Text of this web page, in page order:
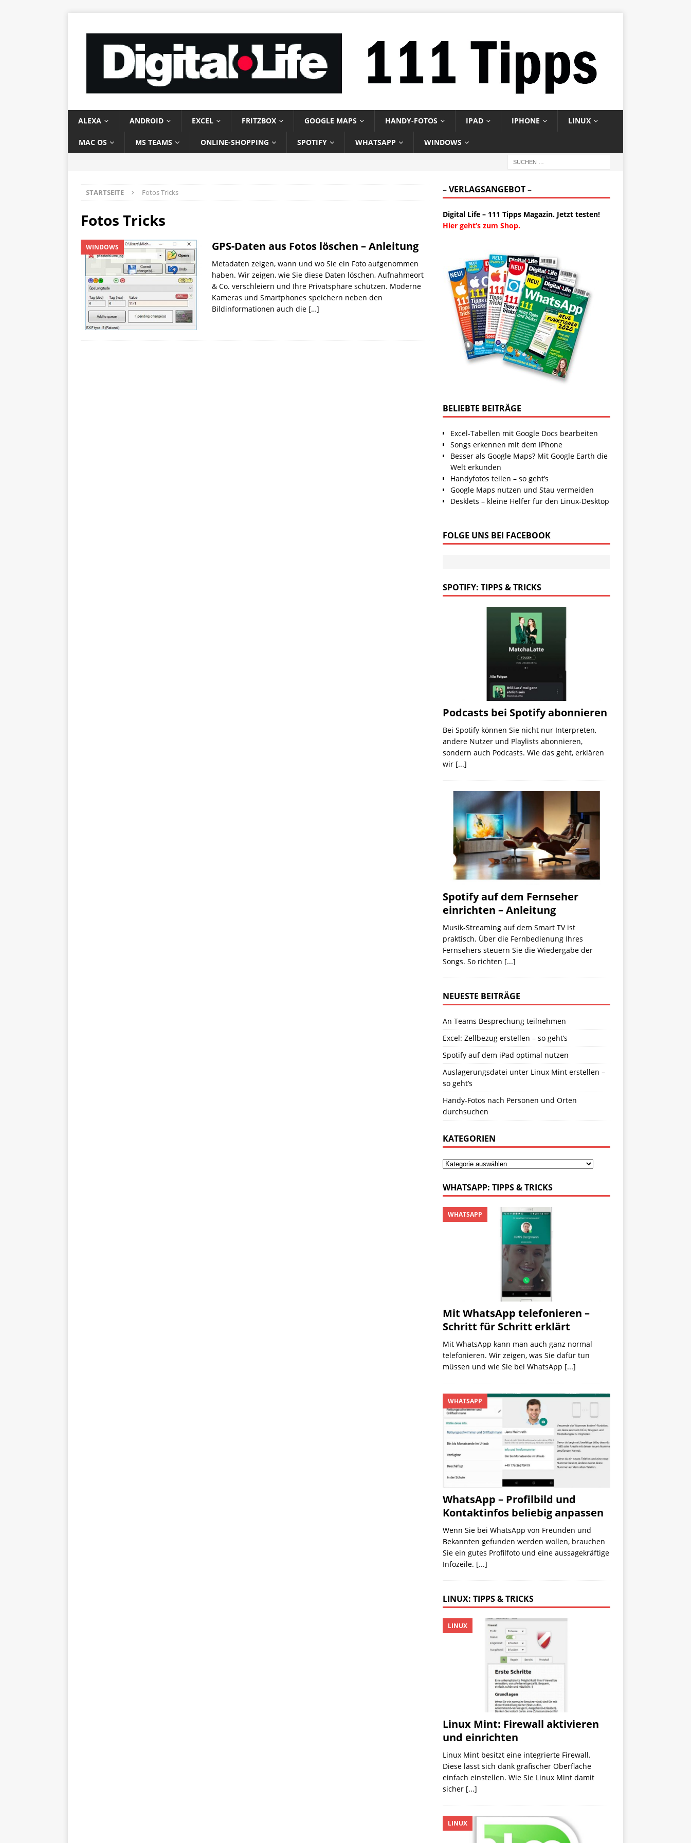
ALEXA ANDROID EXCEL FRITZBOX GOOGLE MAPS HANDY-FOTOS IPAD IPHONE LINUX
MAC OS MS TEAMS ONLINE-SHOPPING SPOTIFY WHATSAPP WINDOWS
STARTSEITE Fotos Tricks
Fotos Tricks
WINDOWS GPS-Daten aus Fotos löschen – Anleitung
Metadaten zeigen, wann und wo Sie ein Foto aufgenommen
haben. Wir zeigen, wie Sie diese Daten löschen, Aufnahmeort
& Co. verschleiern und Ihre Privatsphäre schützen. Moderne
Kameras und Smartphones speichern neben den
Bildinformationen auch die […]
– VERLAGSANGEBOT –
Digital Life – 111 Tipps Magazin. Jetzt testen!
Hier geht’s zum Shop.
BELIEBTE BEITRÄGE
Excel-Tabellen mit Google Docs bearbeiten
Songs erkennen mit dem iPhone
Besser als Google Maps? Mit Google Earth die
Welt erkunden
Handyfotos teilen – so geht’s
Google Maps nutzen und Stau vermeiden
Desklets – kleine Helfer für den Linux-Desktop
FOLGE UNS BEI FACEBOOK
SPOTIFY: TIPPS & TRICKS
Podcasts bei Spotify abonnieren
Bei Spotify können Sie nicht nur Interpreten,
andere Nutzer und Playlists abonnieren,
sondern auch Podcasts. Wie das geht, erklären
wir [...]
Spotify auf dem Fernseher
einrichten – Anleitung
Musik-Streaming auf dem Smart TV ist
praktisch. Über die Fernbedienung Ihres
Fernsehers steuern Sie die Wiedergabe der
Songs. So richten [...]
NEUESTE BEITRÄGE
An Teams Besprechung teilnehmen
Excel: Zellbezug erstellen – so geht’s
Spotify auf dem iPad optimal nutzen
Auslagerungsdatei unter Linux Mint erstellen –
so geht’s
Handy-Fotos nach Personen und Orten
durchsuchen
KATEGORIEN
WHATSAPP: TIPPS & TRICKS
Mit WhatsApp telefonieren –
Schritt für Schritt erklärt
WHATSAPP
Mit WhatsApp kann man auch ganz normal
telefonieren. Wir zeigen, was Sie dafür tun
müssen und wie Sie bei WhatsApp [...]
WhatsApp – Profilbild und
Kontaktinfos beliebig anpassen
WHATSAPP
Wenn Sie bei WhatsApp von Freunden und
Bekannten gefunden werden wollen, brauchen
Sie ein gutes Profilfoto und eine aussagekräftige
Infozeile. [...]
LINUX: TIPPS & TRICKS
Linux Mint: Firewall aktivieren
und einrichten
LINUX
Linux Mint besitzt eine integrierte Firewall.
Diese lässt sich dank grafischer Oberfläche
einfach einstellen. Wie Sie Linux Mint damit
sicher [...]
LINUX